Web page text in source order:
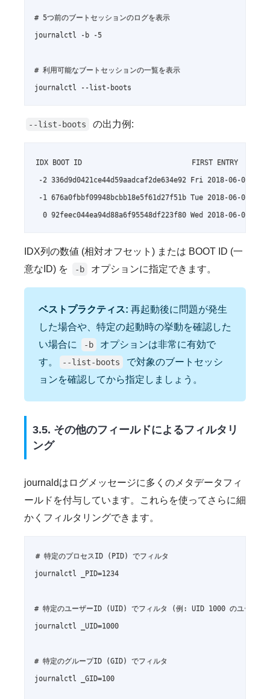
# 5つ前のブートセッションのログを表示
journalctl -b -5
# 利用可能なブートセッションの一覧を表示
journalctl --list-boots
--list-boots の出力例:
IDX BOOT ID                          FIRST ENTRY
-2 336d9d0421ce44d59aadcaf2de634e92 Fri 2018-06-01
-1 676a0fbbf09948bcbb18e5f61d27f51b Tue 2018-06-05
0 92feec044ea94d88a6f95548df223f80 Wed 2018-06-06
IDX列の数値 (相対オフセット) または BOOT ID (一
意なID) を
-b オプションに指定できます。
ベストプラクティス: 再起動後に問題が発生
した場合や、特定の起動時の挙動を確認した
い場合に
-b
オプションは非常に有効で
す。
--list-boots
で対象のブートセッシ
ョンを確認してから指定しましょう。
3.5. その他のフィールドによるフィルタリ
ング
journaldはログメッセージに多くのメタデータフィ
ールドを付与しています。これらを使ってさらに細
かくフィルタリングできます。
# 特定のプロセスID (PID) でフィルタ
journalctl _PID=1234
# 特定のユーザーID (UID) でフィルタ (例: UID 1000 のユーザー)
journalctl _UID=1000
# 特定のグループID (GID) でフィルタ
journalctl _GID=100